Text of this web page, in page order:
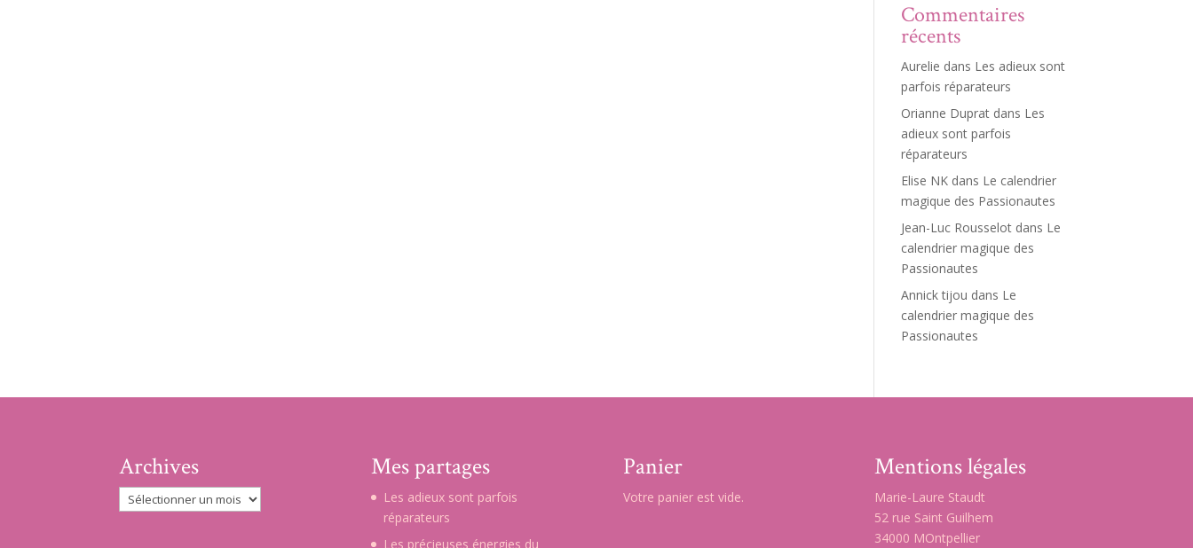
Commentaires
récents
Aurelie dans Les adieux sont
parfois réparateurs
Orianne Duprat dans Les
adieux sont parfois
réparateurs
Elise NK dans Le calendrier
magique des Passionautes
Jean-Luc Rousselot dans Le
calendrier magique des
Passionautes
Annick tijou dans Le
calendrier magique des
Passionautes
Archives
Archives
Mes partages
Les adieux sont parfois
réparateurs
Les précieuses énergies du
Panier
Votre panier est vide.
Mentions légales
Marie-Laure Staudt
52 rue Saint Guilhem
34000 MOntpellier